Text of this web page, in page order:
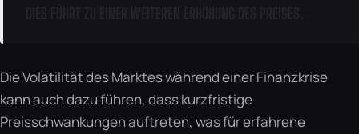
Die Volatilität des Marktes während einer Finanzkrise
kann auch dazu führen, dass kurzfristige
Preisschwankungen auftreten, was für erfahrene